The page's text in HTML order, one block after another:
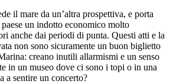
il mare da un’altra prospettiva, e porta
un indotto economico molto
anche dai periodi di punta. Questi atti e la
non sono sicuramente un buon biglietto
creano inutili allarmismi e un senso
in un museo dove ci sono i topi o in una
a sentire un concerto?